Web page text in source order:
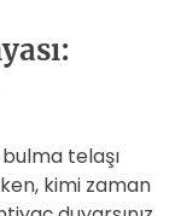
telaşı
kimi zaman